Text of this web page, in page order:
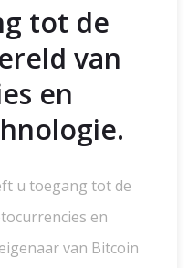
tot de
van
en
u toegang tot de
en
van Bitcoin